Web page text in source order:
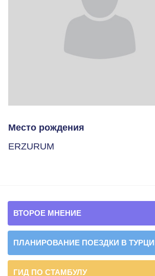
Место рождения
ERZURUM
ВТОРОЕ МНЕНИЕ
ПЛАНИРОВАНИЕ ПОЕЗДКИ В
ГИД ПО СТАМБУЛУ